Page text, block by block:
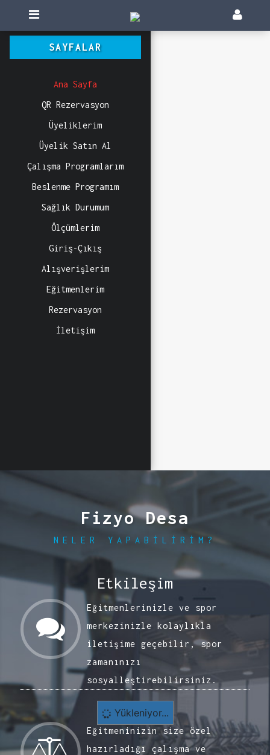
Yükleniyor...
SAYFALAR
Ana Sayfa
QR Rezervasyon
Üyeliklerim
Üyelik Satın Al
Çalışma Programlarım
Beslenme Programım
Sağlık Durumum
Ölçümlerim
Giriş-Çıkış
Alışverişlerim
Eğitmenlerim
Rezervasyon
İletişim
Fizyo Desa
NELER YAPABILIRIM?
Etkileşim
Eğitmenlerinizle ve spor
merkezinizle kolaylıkla
iletişime geçebilir, spor
zamanınızı
sosyalleştirebilirsiniz.
Disiplin
Eğitmeninizin size özel
hazırladığı çalışma ve